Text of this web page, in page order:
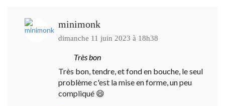
minimonk
dimanche 11 juin 2023 à 18h38
Très bon
Très bon, tendre, et fond en bouche, le seul
problème c'est la mise en forme, un peu
compliqué 😄